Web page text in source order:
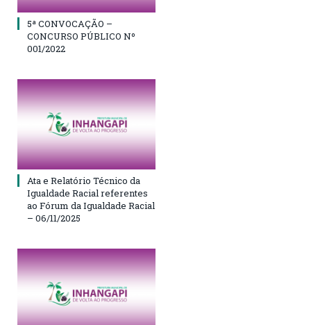
5ª CONVOCAÇÃO –
CONCURSO PÚBLICO Nº
001/2022
Ata e Relatório Técnico da
Igualdade Racial referentes
ao Fórum da Igualdade Racial
– 06/11/2025